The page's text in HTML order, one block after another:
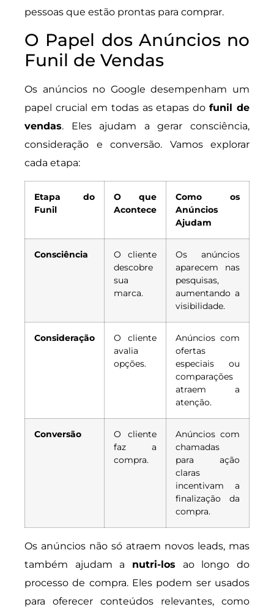
pessoas que estão prontas para comprar.
O Papel dos Anúncios no
Funil de Vendas
Os anúncios no Google desempenham um
papel crucial em todas as etapas dofunil de
vendas. Eles ajudam a gerar consciência,
consideração e conversão. Vamos explorar
cada etapa:
Etapa do
Funil
O que
Acontece
Como os
Anúncios
Ajudam
Consciência
O cliente
descobre
sua
marca.
Os anúncios
aparecem nas
pesquisas,
aumentando a
visibilidade.
Consideração
O cliente
avalia
opções.
Anúncios com
ofertas
especiais ou
comparações
atraem a
atenção.
Conversão
O cliente
faz a
compra.
Anúncios com
chamadas
para ação
claras
incentivam a
finalização da
compra.
Os anúncios não só atraem novos leads, mas
também ajudam a nutri-los ao longo do
processo de compra. Eles podem ser usados
para oferecer conteúdos relevantes, como